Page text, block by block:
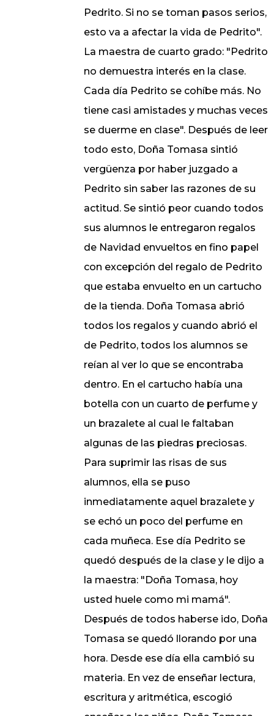
Pedrito. Si no se toman pasos serios,
esto va a afectar la vida de Pedrito".
La maestra de cuarto grado: "Pedrito
no demuestra interés en la clase.
Cada día Pedrito se cohíbe más. No
tiene casi amistades y muchas veces
se duerme en clase". Después de leer
todo esto, Doña Tomasa sintió
vergüenza por haber juzgado a
Pedrito sin saber las razones de su
actitud. Se sintió peor cuando todos
sus alumnos le entregaron regalos
de Navidad envueltos en fino papel
con excepción del regalo de Pedrito
que estaba envuelto en un cartucho
de la tienda. Doña Tomasa abrió
todos los regalos y cuando abrió el
de Pedrito, todos los alumnos se
reían al ver lo que se encontraba
dentro. En el cartucho había una
botella con un cuarto de perfume y
un brazalete al cual le faltaban
algunas de las piedras preciosas.
Para suprimir las risas de sus
alumnos, ella se puso
inmediatamente aquel brazalete y
se echó un poco del perfume en
cada muñeca. Ese día Pedrito se
quedó después de la clase y le dijo a
la maestra: "Doña Tomasa, hoy
usted huele como mi mamá".
Después de todos haberse ido, Doña
Tomasa se quedó llorando por una
hora. Desde ese día ella cambió su
materia. En vez de enseñar lectura,
escritura y aritmética, escogió